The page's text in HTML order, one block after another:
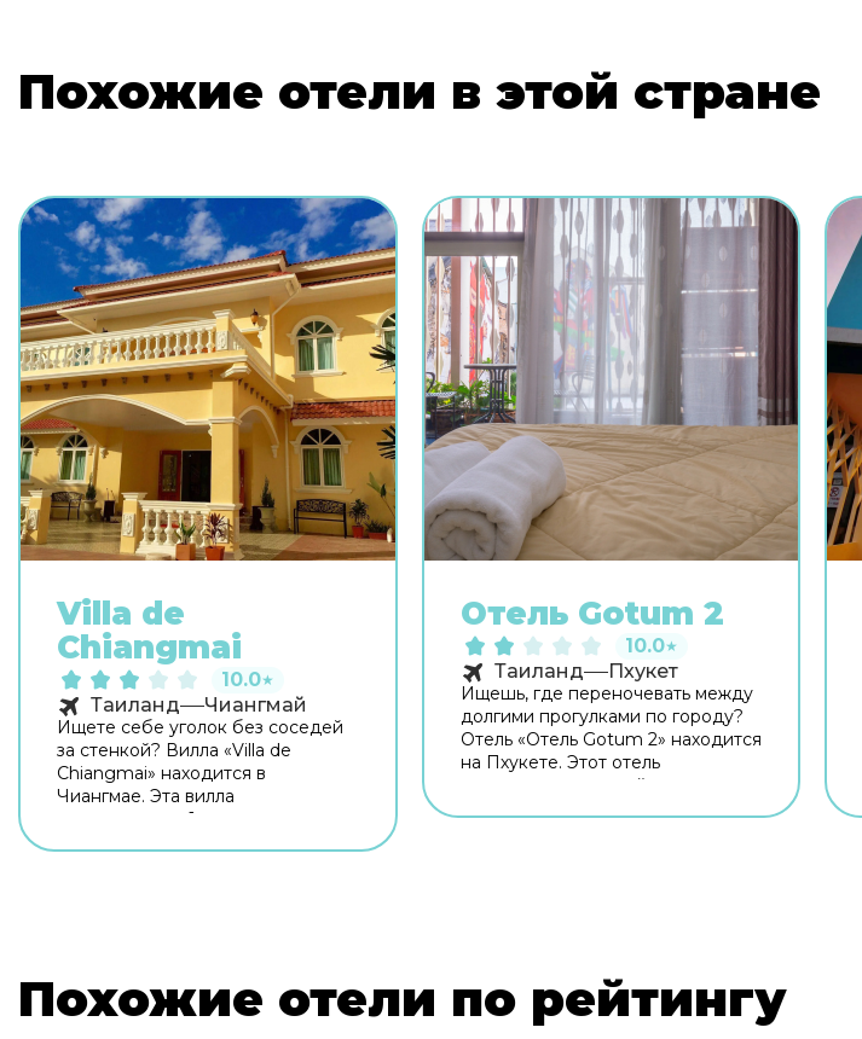
Похожие отели в этой стране
Villa de
Chiangmai
10.0★
Таиланд Чиангмай
Ищете себе уголок без соседей
за стенкой? Вилла «Villa de
Chiangmai» находится в
Чиангмае. Эта вилла
располагается 1 км от центра
организована бесплатная
Отель Gotum 2
10.0★
Таиланд Пхукет
Ищешь, где переночевать между
долгими прогулками по городу?
Отель «Отель Gotum 2» находится
на Пхукете. Этот отель
расположен в пешей
гости могут заказать трансфер.
Похожие отели по рейтингу